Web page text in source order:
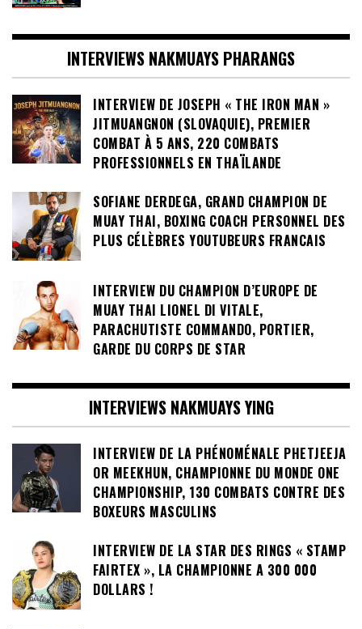
INTERVIEWS NAKMUAYS PHARANGS
INTERVIEW DE JOSEPH « THE IRON MAN »
JITMUANGNON (SLOVAQUIE), PREMIER
COMBAT À 5 ANS, 220 COMBATS
PROFESSIONNELS EN THAÏLANDE
SOFIANE DERDEGA, GRAND CHAMPION DE
MUAY THAI, BOXING COACH PERSONNEL DES
PLUS CÉLÈBRES YOUTUBEURS FRANCAIS
INTERVIEW DU CHAMPION D’EUROPE DE
MUAY THAI LIONEL DI VITALE,
PARACHUTISTE COMMANDO, PORTIER,
GARDE DU CORPS DE STAR
INTERVIEWS NAKMUAYS YING
INTERVIEW DE LA PHÉNOMÉNALE PHETJEEJA
OR MEEKHUN, CHAMPIONNE DU MONDE ONE
CHAMPIONSHIP, 130 COMBATS CONTRE DES
BOXEURS MASCULINS
INTERVIEW DE LA STAR DES RINGS « STAMP
FAIRTEX », LA CHAMPIONNE A 300 000
DOLLARS !